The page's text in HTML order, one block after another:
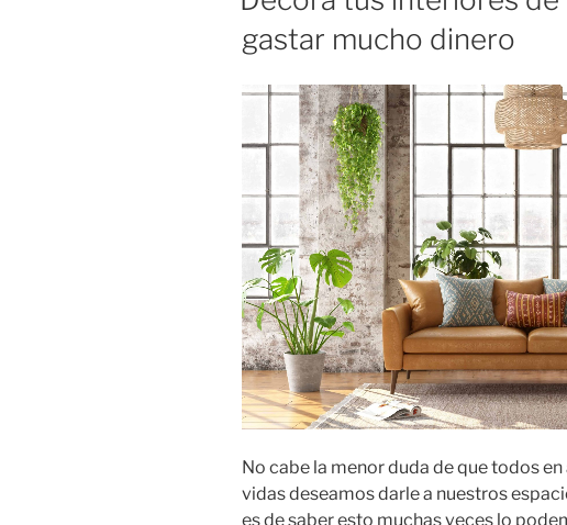
gastar mucho dinero
No cabe la menor duda de que todos
vidas deseamos darle a nuestros
es de saber esto muchas veces lo